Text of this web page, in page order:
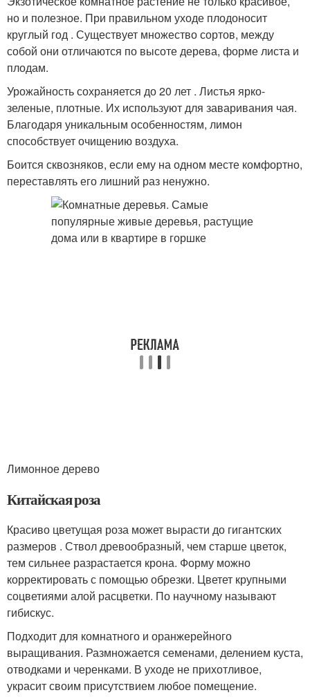
но и полезное. При правильном уходе плодоносит
круглый год . Существует множество сортов, между
собой они отличаются по высоте дерева, форме листа и
плодам.
Урожайность сохраняется до 20 лет . Листья ярко-
зеленые, плотные. Их используют для заваривания чая.
Благодаря уникальным особенностям, лимон
способствует очищению воздуха.
Боится сквозняков, если ему на одном месте комфортно,
переставлять его лишний раз ненужно.
Лимонное дерево
Китайская роза
Красиво цветущая роза может вырасти до гигантских
размеров . Ствол древообразный, чем старше цветок,
тем сильнее разрастается крона. Форму можно
корректировать с помощью обрезки. Цветет крупными
соцветиями алой расцветки. По научному называют
гибискус.
Подходит для комнатного и оранжерейного
выращивания. Размножается семенами, делением куста,
отводками и черенками. В уходе не прихотливое,
украсит своим присутствием любое помещение.